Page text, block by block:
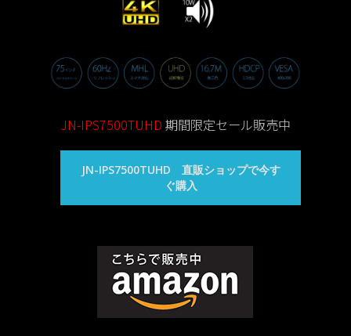
JN-IPS7500TUHD 期間限定セール販売中
JN-IPS7500TUHD 直販ショップで今す
ぐ購入